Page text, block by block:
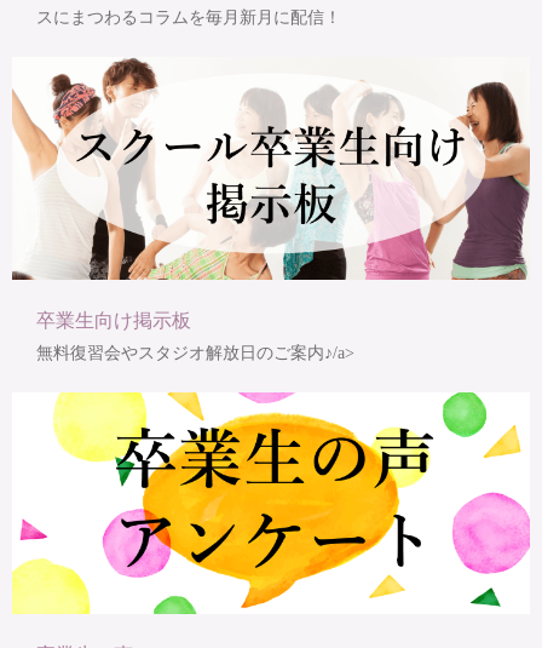
スにまつわるコラムを毎月新月に配信！
卒業生向け掲示板
無料復習会やスタジオ解放日のご案内♪/a>